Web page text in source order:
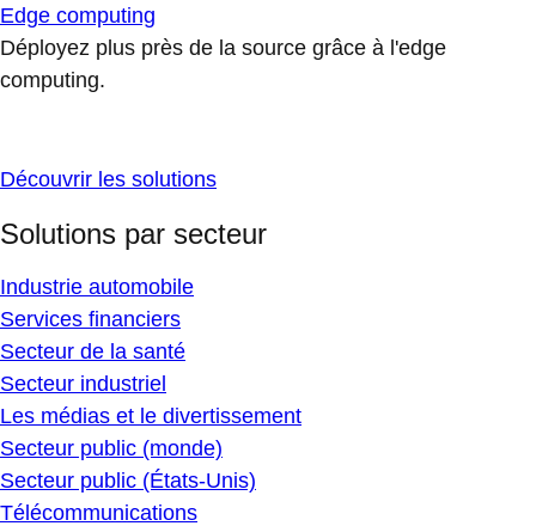
Edge computing
Déployez plus près de la source grâce à l'edge
computing.
Découvrir les solutions
Solutions par secteur
Industrie automobile
Services financiers
Secteur de la santé
Secteur industriel
Les médias et le divertissement
Secteur public (monde)
Secteur public (États-Unis)
Télécommunications